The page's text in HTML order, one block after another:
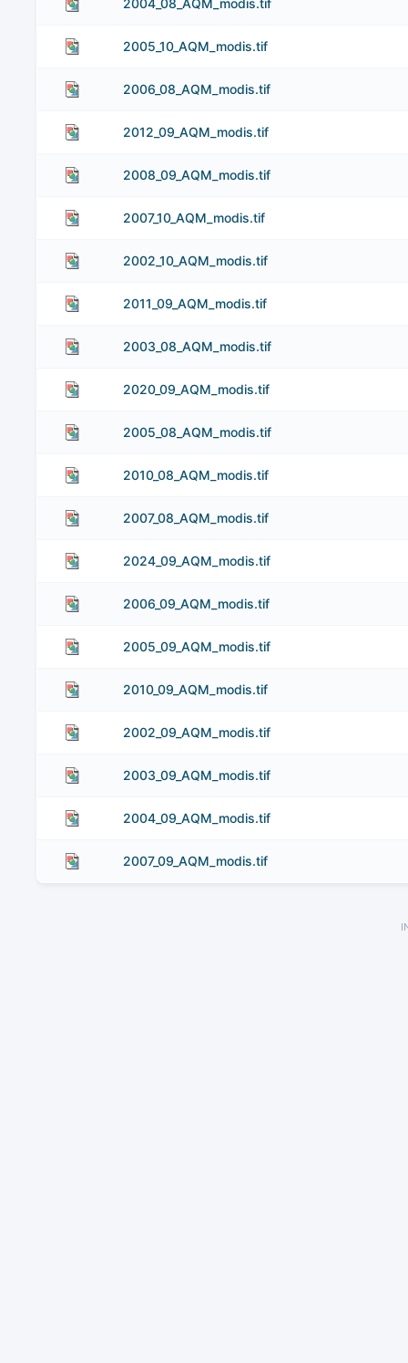
2004_08_AQM_modis.tif
2005_10_AQM_modis.tif
2006_08_AQM_modis.tif
2012_09_AQM_modis.tif
2008_09_AQM_modis.tif
2007_10_AQM_modis.tif
2002_10_AQM_modis.tif
2011_09_AQM_modis.tif
2003_08_AQM_modis.tif
2020_09_AQM_modis.tif
2005_08_AQM_modis.tif
2010_08_AQM_modis.tif
2007_08_AQM_modis.tif
2024_09_AQM_modis.tif
2006_09_AQM_modis.tif
2005_09_AQM_modis.tif
2010_09_AQM_modis.tif
2002_09_AQM_modis.tif
2003_09_AQM_modis.tif
2004_09_AQM_modis.tif
2007_09_AQM_modis.tif